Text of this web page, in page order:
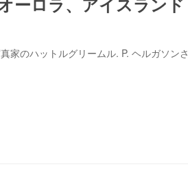
家のハットルグリームル. P. ヘルガソンさ